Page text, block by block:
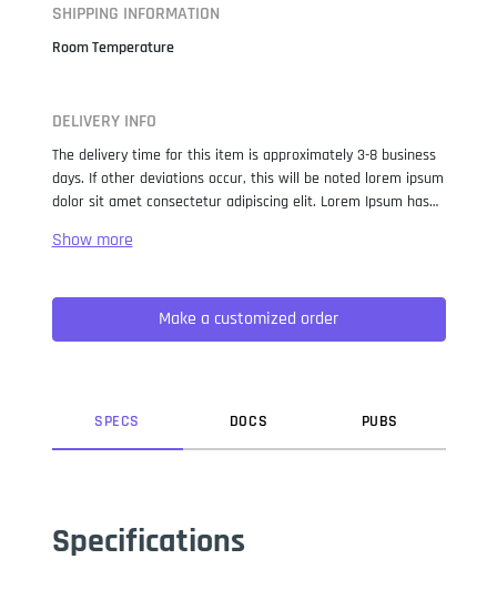
SHIPPING INFORMATION
Room Temperature
DELIVERY INFO
The delivery time for this item is approximately 3-8 business
days. If other deviations occur, this will be noted lorem ipsum
dolor sit amet consectetur adipiscing elit. Lorem Ipsum has
when an unknown printer took a galley of type and
not only five centuries, but also the leap into electronic
typesetting, remaining essentially unchanged. It was
popularised in the 1960s with the release of Letraset sheets
Make a customized order
SPECS DOCS PUBS
Specifications